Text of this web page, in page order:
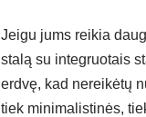
Jeigu jums reikia
stalą su integruotais
erdvę, kad nereikėtų
tiek minimalistinės,